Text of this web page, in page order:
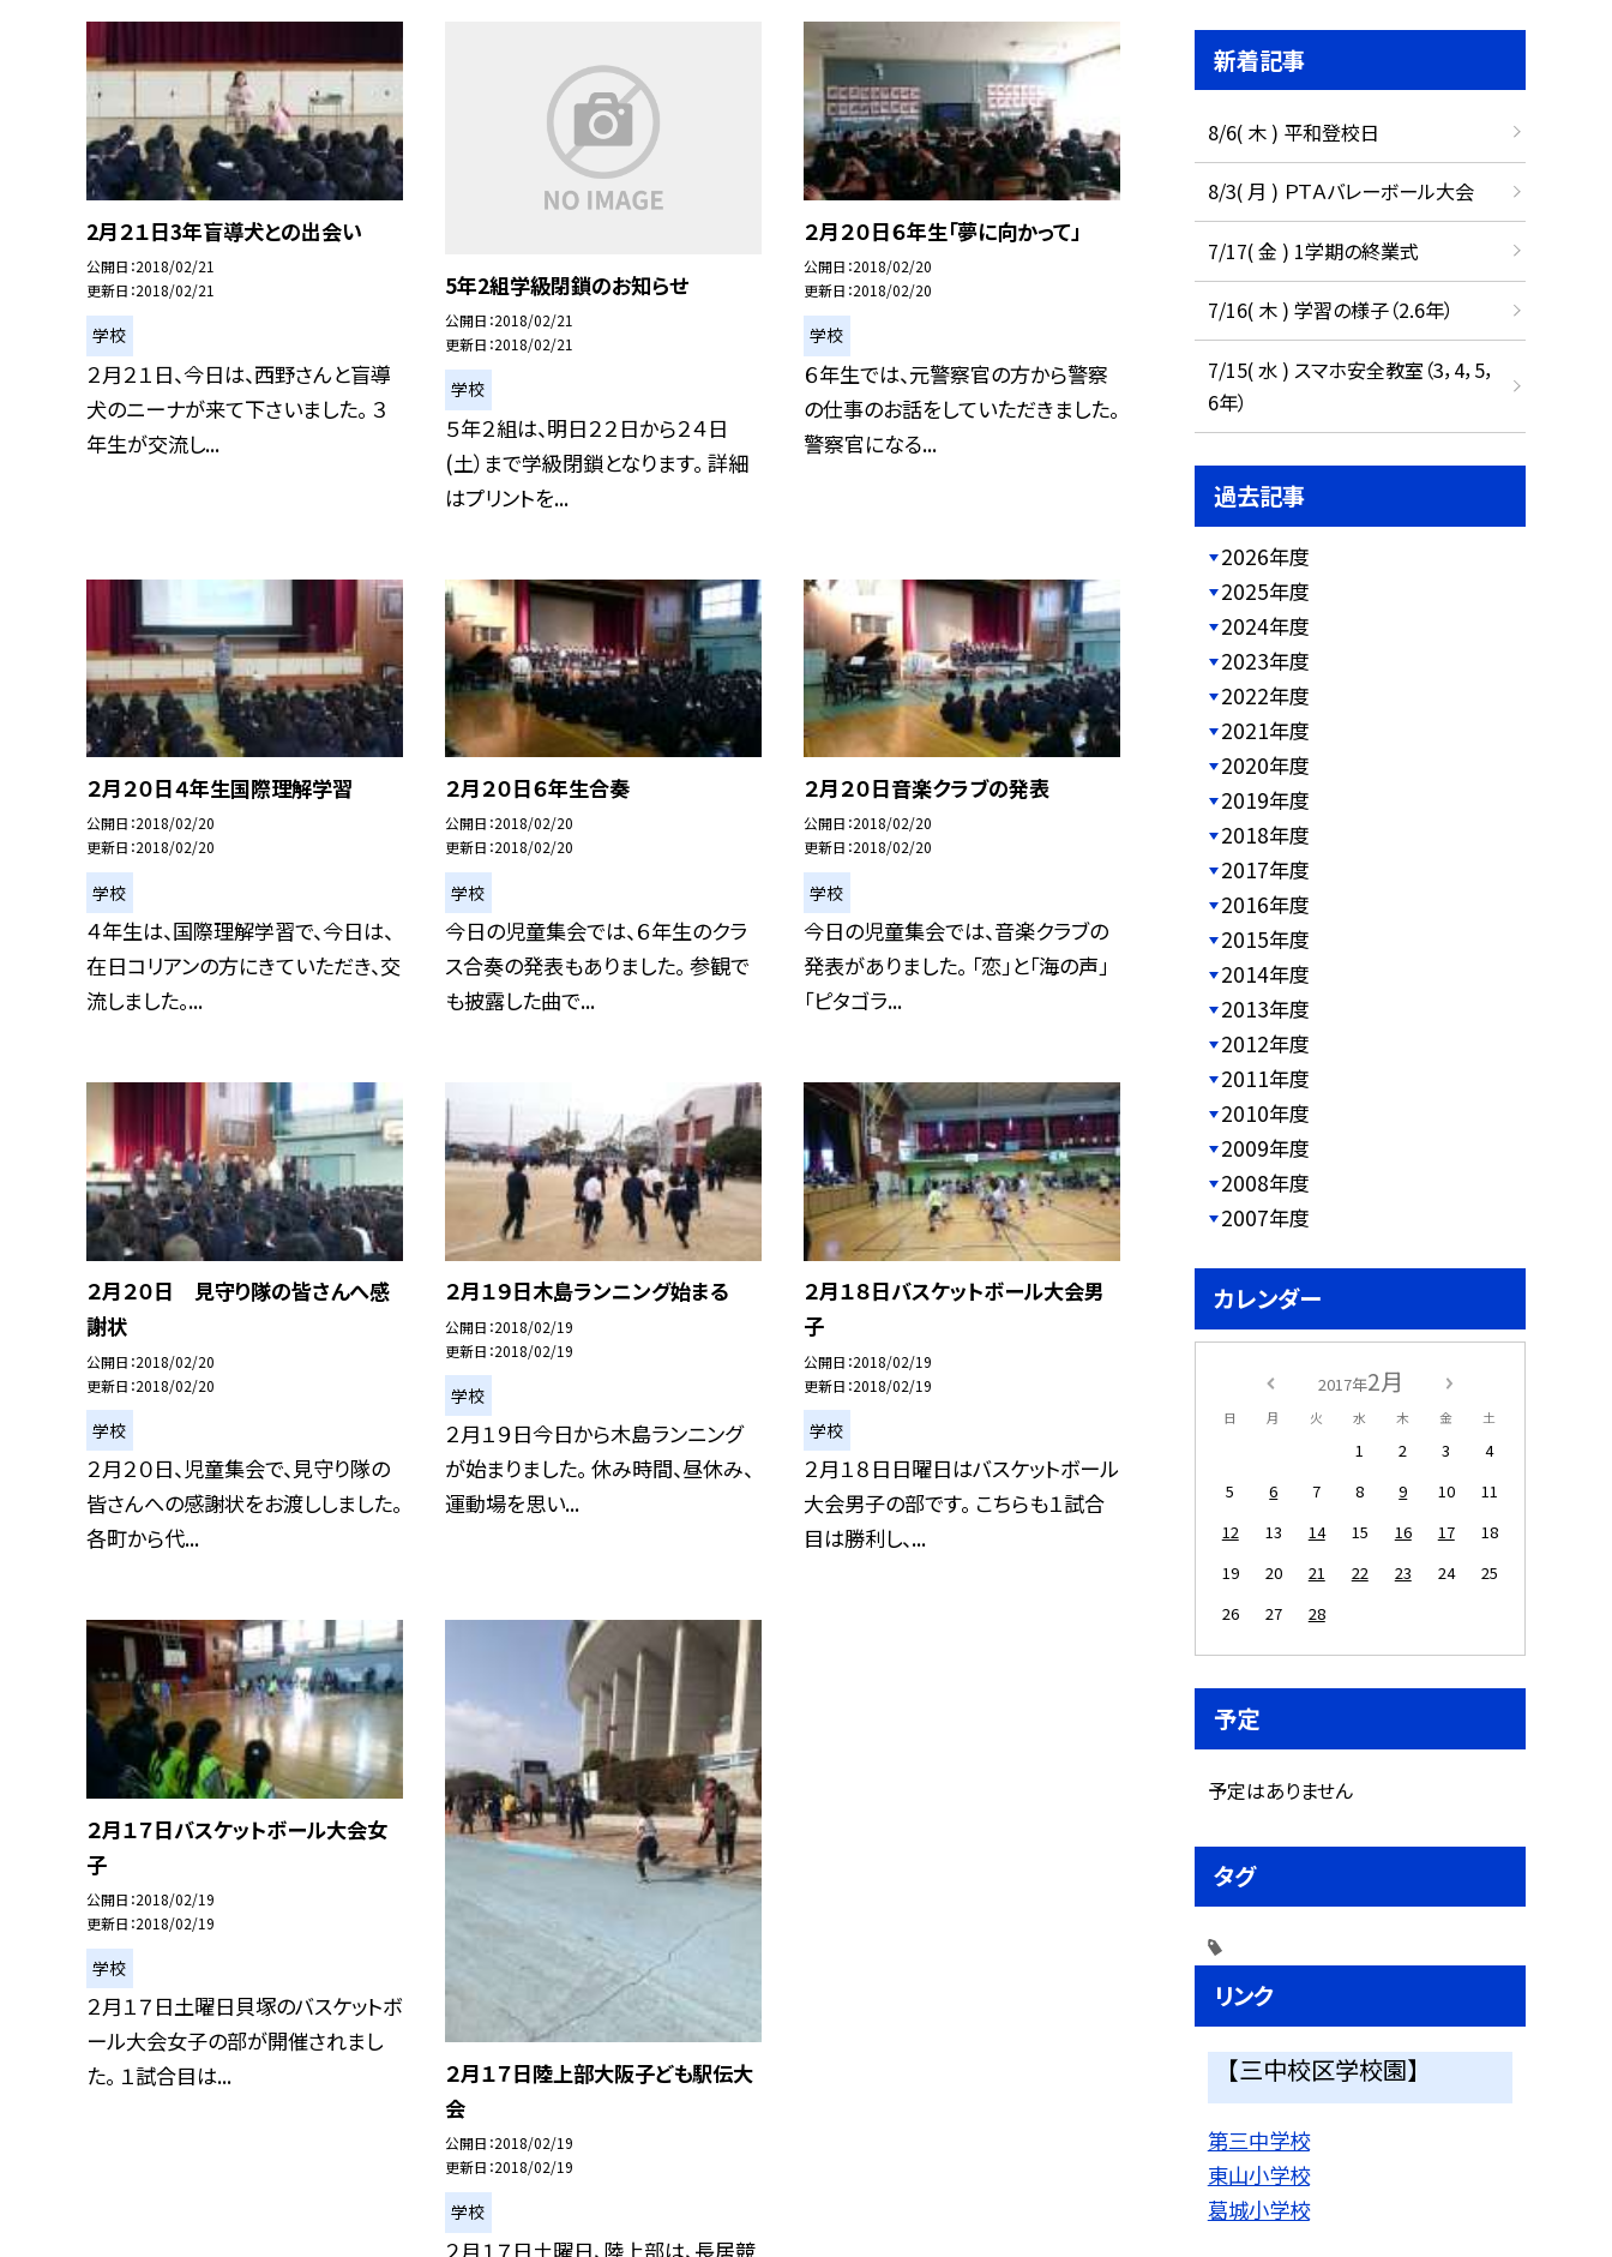
2月２１日3年盲導犬との出会い
公開日 2018/02/21
更新日 2018/02/21
学校
２月２１日、今日は、西野さんと盲導
犬のニーナが来て下さいました。 ３
年生が交流し...
5年2組学級閉鎖のお知らせ
公開日 2018/02/21
更新日 2018/02/21
学校
５年２組は、明日２２日から２４日
(土）まで学級閉鎖となります。 詳細
はプリントを...
２月２０日６年生「夢に向かって」
公開日 2018/02/20
更新日 2018/02/20
学校
６年生では、元警察官の方から警察
の仕事のお話をしていただきました。
警察官になる...
２月２０日４年生国際理解学習
公開日 2018/02/20
更新日 2018/02/20
学校
４年生は、国際理解学習で、今日は、
在日コリアンの方にきていただき、交
流しました。...
２月２０日６年生合奏
公開日 2018/02/20
更新日 2018/02/20
学校
今日の児童集会では、６年生のクラ
ス合奏の発表もありました。 参観で
も披露した曲で...
２月２０日音楽クラブの発表
公開日 2018/02/20
更新日 2018/02/20
学校
今日の児童集会では、音楽クラブの
発表がありました。 「恋」と「海の声」
「ピタゴラ...
２月２０日 見守り隊の皆さんへ感
謝状
公開日 2018/02/20
更新日 2018/02/20
学校
２月２０日、児童集会で、見守り隊の
皆さんへの感謝状をお渡ししました。
各町から代...
２月１９日木島ランニング始まる
公開日 2018/02/19
更新日 2018/02/19
学校
２月１９日今日から木島ランニング
が始まりました。 休み時間、昼休み、
運動場を思い...
２月１８日バスケットボール大会男
子
公開日 2018/02/19
更新日 2018/02/19
学校
２月１８日日曜日はバスケットボール
大会男子の部です。 こちらも１試合
目は勝利し、...
２月１７日バスケットボール大会女
子
公開日 2018/02/19
更新日 2018/02/19
学校
２月１７日土曜日貝塚のバスケットボ
ール大会女子の部が開催されまし
た。 １試合目は...
２月１７日陸上部大阪子ども駅伝大
会
公開日 2018/02/19
更新日 2018/02/19
学校
２月１７日土曜日、陸上部は、長居競
新着記事
8/6( 木 ) 平和登校日
8/3( 月 ) ＰＴＡバレーボール大会
7/17( 金 ) 1学期の終業式
7/16( 木 ) 学習の様子（2.6年）
7/15( 水 ) スマホ安全教室（3，4，5，
6年）
過去記事
2026年度
2025年度
2024年度
2023年度
2022年度
2021年度
2020年度
2019年度
2018年度
2017年度
2016年度
2015年度
2014年度
2013年度
2012年度
2011年度
2010年度
2009年度
2008年度
2007年度
カレンダー
2017年2月
日 月 火 水 木 金 土
1 2 3
4
5
6 7 8 9 10
11
12
13 14 15 16 17
18
19
20 21 22 23 24
25
26
27 28
予定
予定はありません
タグ
リンク
【三中校区学校園】
第三中学校
東山小学校
葛城小学校